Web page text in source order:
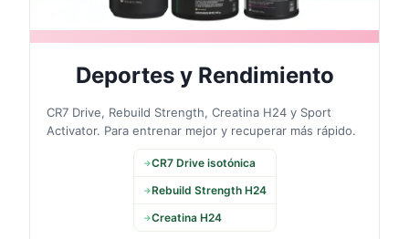
Deportes y Rendimiento
CR7 Drive, Rebuild Strength, Creatina H24 y Sport
Activator. Para entrenar mejor y recuperar más rápido.
→CR7 Drive isotónica
→Rebuild Strength H24
→Creatina H24